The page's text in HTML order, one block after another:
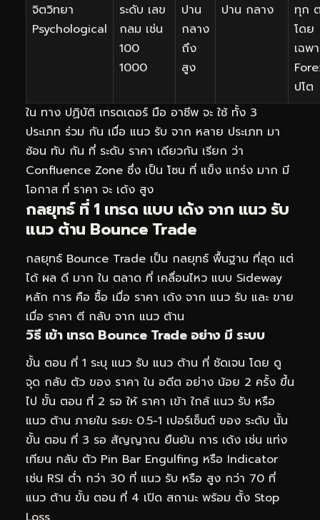
จิตวิทยา
Psychological
ระดับ เลข
กลม เช่น
100
1000
ปาน
กลาง
ถึง
สูง
ปาน กลาง
ทุก
โดย
เฉพ
ปโต
ใน ทาง ปฏิบัติ เทรดเดอร์ มือ อาชีพ จะ ใช้ ทั้ง 3
ประเภท ร่วม กัน เมื่อ แนว รับ จาก หลาย ประเภท มา
ซ้อน ทับ กัน ที่ ระดับ ราคา เดียวกัน เรียก ว่า
Confluence Zone ซึ่ง เป็น โซน ที่ แข็ง แกร่ง มาก มี
โอกาส ที่ ราคา จะ เด้ง สูง
กลยุทธ์ ที่ 1 เทรด แบบ เด้ง จาก แนว รับ
แนว ต้าน Bounce Trade
กลยุทธ์ Bounce Trade เป็น กลยุทธ์ พื้นฐาน ที่สุด แต่
ได้ ผล ดี มาก ใน ตลาด ที่ เคลื่อนไหว แบบ Sideway
หลัก การ คือ ซื้อ เมื่อ ราคา เด้ง จาก แนว รับ และ ขาย
เมื่อ ราคา ตี กลับ จาก แนว ต้าน
วิธี เข้า เทรด Bounce Trade อย่าง มี ระบบ
ขั้น ตอน ที่ 1 ระบุ แนว รับ แนว ต้าน ที่ ชัดเจน โดย ดู
จุด กลับ ตัว ของ ราคา ใน อดีต อย่าง น้อย 2 ครั้ง ขึ้น
ไป ขั้น ตอน ที่ 2 รอ ให้ ราคา เข้า ใกล้ แนว รับ หรือ
แนว ต้าน ภายใน ระยะ 0.5-1 เปอร์เซ็นต์ ของ ระดับ นั้น
ขั้น ตอน ที่ 3 รอ สัญญาณ ยืนยัน การ เด้ง เช่น แท่ง
เทียน กลับ ตัว Pin Bar Engulfing หรือ Indicator
เช่น RSI ต่ำ กว่า 30 ที่ แนว รับ หรือ สูง กว่า 70 ที่
แนว ต้าน ขั้น ตอน ที่ 4 เปิด สถานะ พร้อม ตั้ง Stop